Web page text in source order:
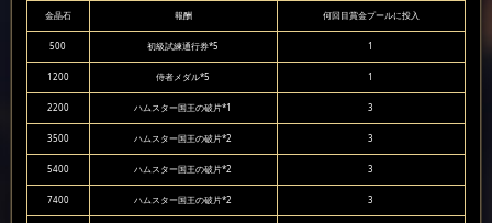
金晶石 報酬 何回目賞金プールに投入
500 初級試練通行券*5 1
1200 侍者メダル*5 1
2200 ハムスター国王の破片*1 3
3500 ハムスター国王の破片*2 3
5400 ハムスター国王の破片*2 3
7400 ハムスター国王の破片*2 3